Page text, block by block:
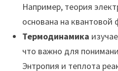
Например, теория
основана на квантовой
Термодинамика
что важно для
Энтропия и теплота